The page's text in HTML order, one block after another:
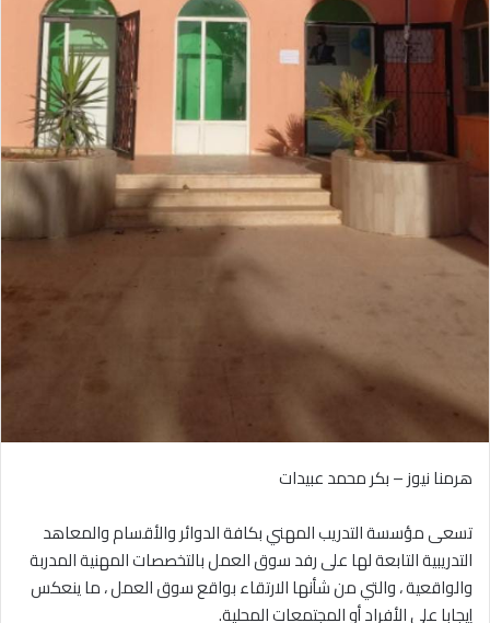
هرمنا نيوز – بكر محمد عبيدات
‎تسعى مؤسسة التدريب المهني بكافة الدوائر والأقسام والمعاهد
التدريبية التابعة لها على رفد سوق العمل بالتخصصات المهنية المدربة
والواقعية ، والتي من شأنها الارتقاء بواقع سوق العمل ، ما ينعكس
إيجابا على الأفراد أو المجتمعات المحلية.